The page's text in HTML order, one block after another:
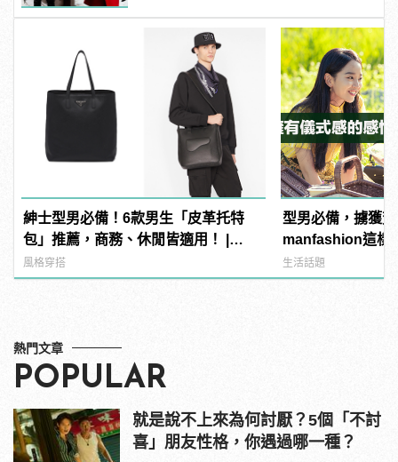
紳士型男必備！6款男生「皮革托特
包」推薦，商務、休閒皆適用！ |
manfashion這樣變型男
風格穿搭
型男必備，擄獲
manfashion這樣
生活話題
熱門文章
POPULAR
就是說不上來為何討厭？5個「不討
喜」朋友性格，你遇過哪一種？